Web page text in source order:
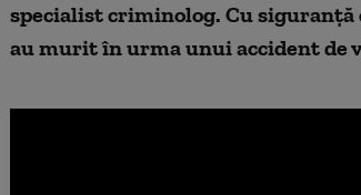
specialist criminolog. Cu
au murit în urma unui accident de